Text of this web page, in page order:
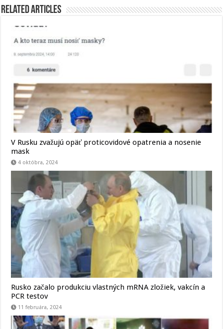
Related Articles
V Rusku zvažujú opäť proticovidové opatrenia a nosenie
mask
4 októbra, 2024
Rusko začalo produkciu vlastných mRNA zložiek, vakcín a
PCR testov
11 februára, 2024